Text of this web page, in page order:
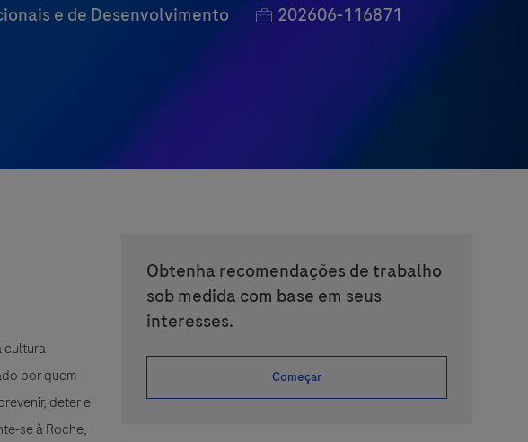
e de Desenvolvimento Job Id202606-116871
cultura
por quem
deter e
se à Roche,
Obtenha recomendações de trabalho
sob medida com base em seus
interesses.
Começar